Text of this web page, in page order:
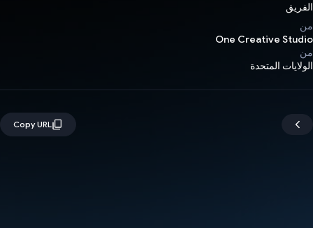
الفريق
من
One Creative Studio
من
الولايات المتحدة